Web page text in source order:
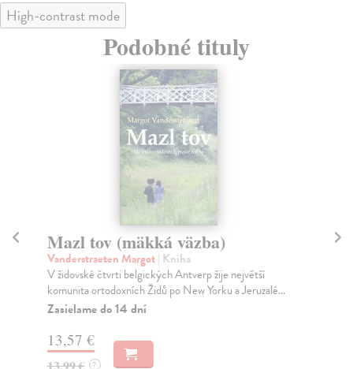
High-contrast mode
Podobné tituly
Mazl tov (mäkká väzba)
Vanderstraeten Margot| Kniha
V židovské čtvrti belgických Antverp žije největší
komunita ortodoxních Židů po New Yorku a Jeruzalé...
Zasielame do 14 dní
13,57 €
?
I